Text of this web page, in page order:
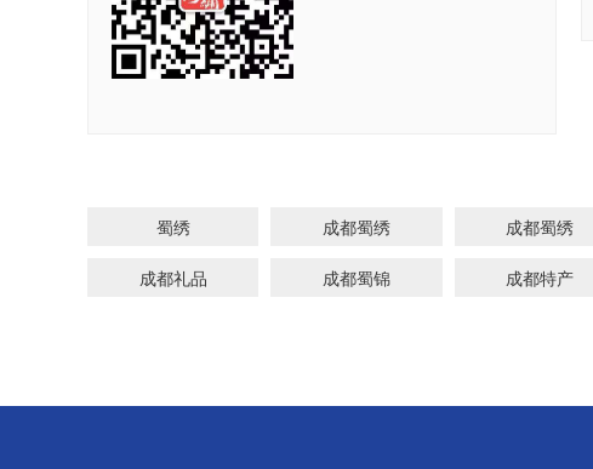
蜀绣 成都蜀绣 成都蜀绣
成都礼品 成都蜀锦 成都特产